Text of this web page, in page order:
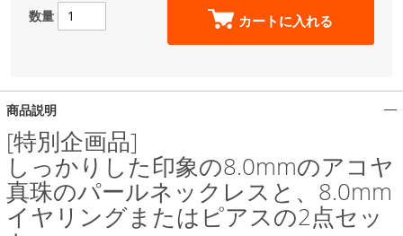
数量 カートに入れる
商品説明
[特別企画品]
しっかりした印象の8.0mmのアコヤ
真珠のパールネックレスと、8.0mm
イヤリングまたはピアスの2点セッ